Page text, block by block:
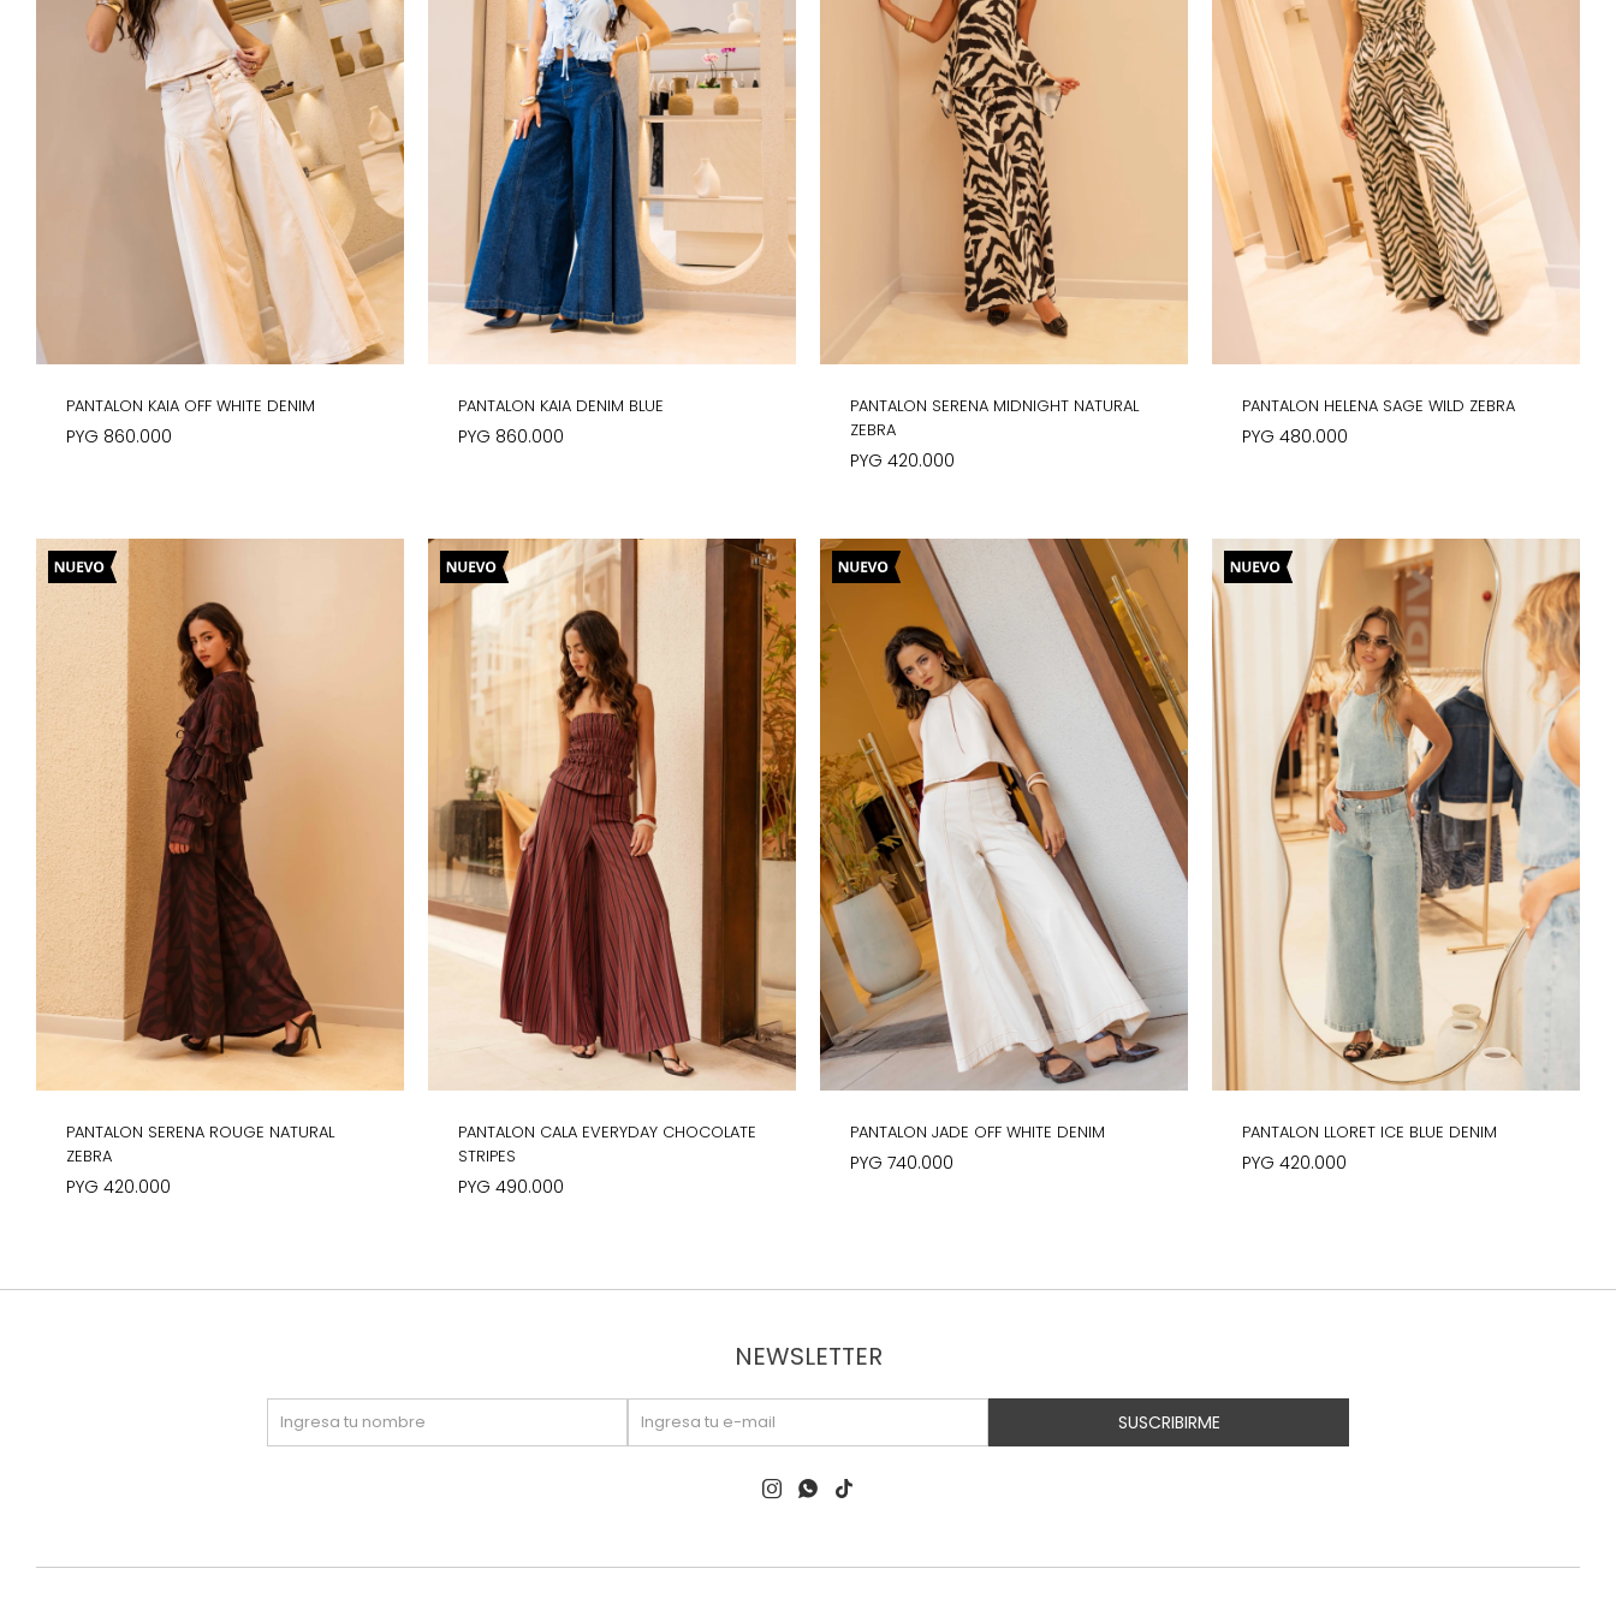
PANTALON KAIA OFF WHITE DENIM
PYG 860.000
PANTALON KAIA DENIM BLUE
PYG 860.000
PANTALON SERENA MIDNIGHT NATURAL
ZEBRA
PYG 420.000
PANTALON HELENA SAGE WILD ZEBRA
PYG 480.000
PANTALON SERENA ROUGE NATURAL
ZEBRA
PYG 420.000
PANTALON CALA EVERYDAY CHOCOLATE
STRIPES
PYG 490.000
PANTALON JADE OFF WHITE DENIM
PYG 740.000
PANTALON LLORET ICE BLUE DENIM
PYG 420.000
NEWSLETTER
SUSCRIBIRME
  